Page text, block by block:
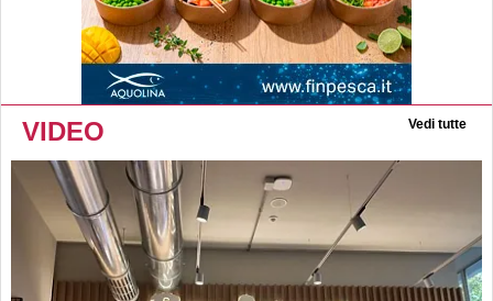
VIDEO Vedi tutte